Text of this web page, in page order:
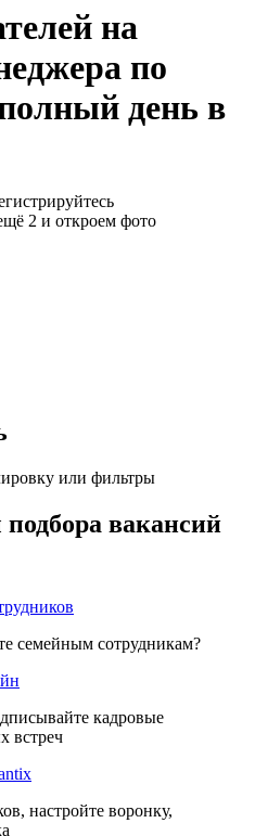
на
по
день в
2 и откроем фото
или фильтры
вакансий
семейным сотрудникам?
кадровые
встреч
настройте воронку,